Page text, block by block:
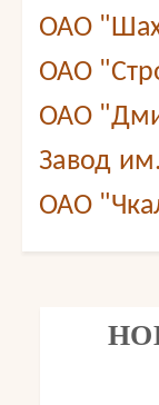
ОАО
ОАО
ОАО
Завод
ОАО